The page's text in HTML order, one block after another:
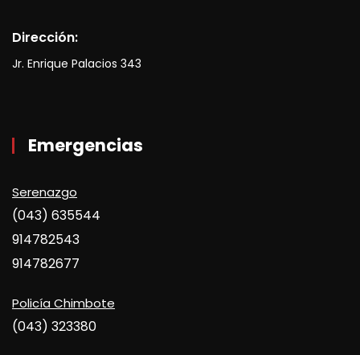
Dirección:
Jr. Enrique Palacios 343
Emergencias
Serenazgo
(043) 635544
914782543
914782677
Policía Chimbote
(043) 323380